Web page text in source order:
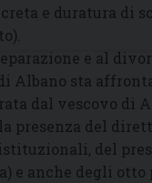
e duratura di
e al
Albano sta
dal vescovo di
presenza del
del
e anche degli otto